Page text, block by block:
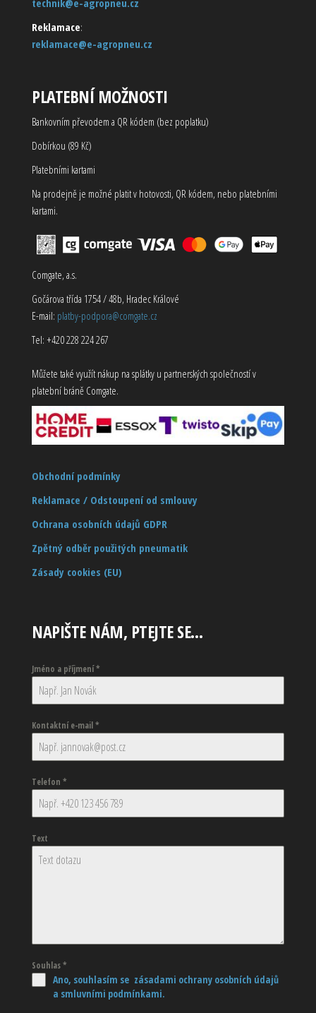
technik@e-agropneu.cz
Reklamace:
reklamace@e-agropneu.cz
PLATEBNÍ MOŽNOSTI
Bankovním převodem a QR kódem (bez poplatku)
Dobírkou (89 Kč)
Platebními kartami
Na prodejně je možné platit v hotovosti, QR kódem, nebo platebními
kartami.
Comgate, a.s.
Gočárova třída 1754 / 48b, Hradec Králové
E-mail: platby-podpora@comgate.cz
Tel: +420 228 224 267
Můžete také využít nákup na splátky u partnerských společností v
platební bráně Comgate.
Obchodní podmínky
Reklamace / Odstoupení od smlouvy
Ochrana osobních údajů GDPR
Zpětný odběr použitých pneumatik
Zásady cookies (EU)
NAPIŠTE NÁM, PTEJTE SE…
Jméno a příjmení*
Kontaktní e-mail*
Telefon *
Text
Souhlas*
Ano, souhlasím se zásadami ochrany osobních údajů
a smluvními podmínkami.